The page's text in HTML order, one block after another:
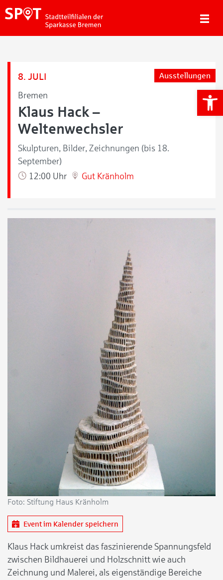
8. JULI
Bremen
Ausstellungen
Klaus Hack –
Weltenwechsler
Skulpturen, Bilder, Zeichnungen (bis 18.
September)
12:00 Uhr
Gut Kränholm
Foto: Stiftung Haus Kränholm
Event im Kalender speichern
Klaus Hack umkreist das faszinierende Spannungsfeld
zwischen Bildhauerei und Holzschnitt wie auch
Zeichnung und Malerei, als eigenständige Bereiche